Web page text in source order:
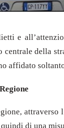
e
centrale della
affidato
attraverso
di una